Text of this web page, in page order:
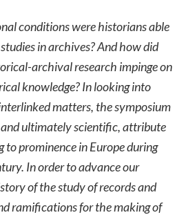
conditions were historians able
in archives? And how did
archival research impinge on
knowledge? In looking into
matters, the symposium
ultimately scientific, attribute
prominence in Europe during
In order to advance our
of the study of records and
ramifications for the making of